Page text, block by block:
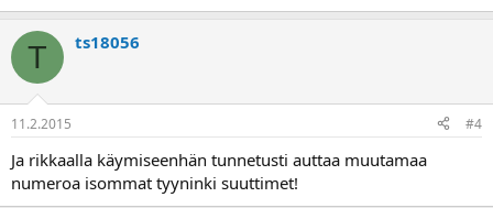
T ts18056
11.2.2015 #4
Ja rikkaalla käymiseenhän tunnetusti auttaa muutamaa
numeroa isommat tyyninki suuttimet!